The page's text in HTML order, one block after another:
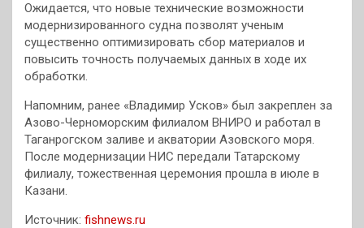
Ожидается, что новые технические возможности
модернизированного судна позволят ученым
существенно оптимизировать сбор материалов и
повысить точность получаемых данных в ходе их
обработки.
Напомним, ранее «Владимир Усков» был закреплен за
Азово-Черноморским филиалом ВНИРО и работал в
Таганрогском заливе и акватории Азовского моря.
После модернизации НИС передали Татарскому
филиалу, тожественная церемония прошла в июле в
Казани.
Источник: fishnews.ru